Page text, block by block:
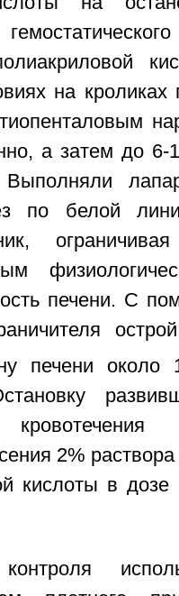
на
а затем до
по белой
печени. С
печени около
2%
кислоты в дозе